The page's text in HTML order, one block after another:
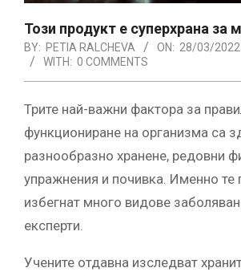
Този продукт е суперхрана за
BY: PETIA RALCHEVA ON: 28/03/2022
WITH: 0 COMMENTS
Трите най-важни фактора за
функциониране на организма са
разнообразно хранене, редовни
упражнения и почивка. Именно те
избегнат много видове
експерти.
Учените отдавна изследват